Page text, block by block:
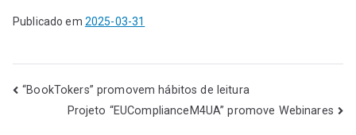
Publicado em 2025-03-31
“BookTokers” promovem hábitos de leitura
Projeto “EUComplianceM4UA” promove Webinares